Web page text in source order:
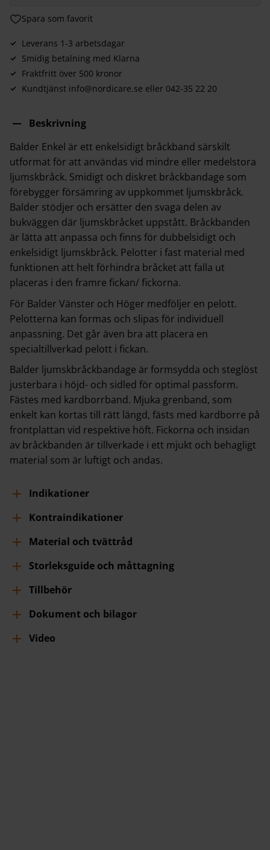
Lägg till i favoriter
Leverans 1-3 arbetsdagar
Smidig betalning med Klarna
Fraktfritt över 500 kronor
Kundtjänst info@nordicare.se eller 042-35 22 20
Beskrivning
Balder Enkel är ett enkelsidigt bråckband särskilt
utformat för att användas vid mindre eller medelstora
ljumskbråck. Smidigt och diskret bråckbandage som
förebygger försämring av uppkommet ljumskbråck.
Balder stödjer och ersätter den svaga delen av
bukväggen där ljumskbråcket uppstått. Bråckbanden
är lätta att anpassa och finns för dubbelsidigt och
enkelsidigt ljumskbråck. Pelotter i fast material med
funktionen att helt förhindra bråcket att falla ut
placeras i den framre fickan/ fickorna.
För Balder Vänster och Höger medföljer en pelott.
Pelotterna kan formas och slipas för individuell
anpassning. Det går även bra att placera en
specialtillverkad pelott i fickan.
Balder ljumskbråckbandage är formsydda och steglöst
justerbara i höjd- och sidled för optimal passform.
Fästes med kardborrband. Mjuka grenband, som
enkelt kan kortas till rätt längd, fästs med kardborre på
frontplattan vid respektive höft. Fickorna och insidan
av bråckbanden är tillverkade i ett mjukt och behagligt
material som är luftigt och andas.
Indikationer
Kontraindikationer
Material och tvättråd
Storleksguide och måttagning
Tillbehör
Dokument och bilagor
Video